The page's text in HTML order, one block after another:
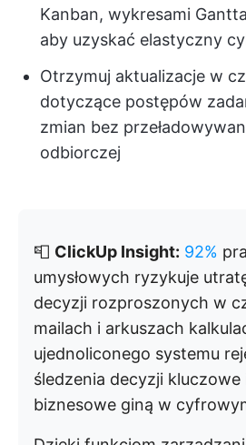
Kanban, wykresami
aby uzyskać elastyczny
Otrzymuj aktualizacje w
dotyczące postępów
zmian bez
odbiorczej
📮 ClickUp Insight: 92%
umysłowych ryzykuje
decyzji rozproszonych w
mailach i arkuszach
ujednoliconego systemu
śledzenia decyzji
biznesowe giną w